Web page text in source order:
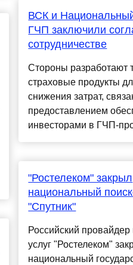
ВСК и
ГЧП заключили
сотрудничестве
Стороны разработают
страховые продукты
снижения затрат,
предоставлением
инвесторами в ГЧП-
"Ростелеком" закрыл
национальный
"Спутник"
Российский
услуг "Ростелеком"
национальный